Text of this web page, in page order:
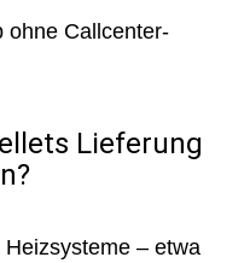
ohne Callcenter-
Lieferung
– etwa